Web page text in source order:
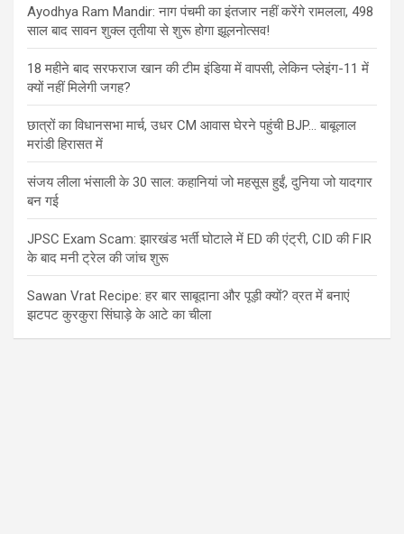
Ayodhya Ram Mandir: नाग पंचमी का इंतजार नहीं करेंगे रामलला, 498
साल बाद सावन शुक्ल तृतीया से शुरू होगा झूलनोत्सव!
18 महीने बाद सरफराज खान की टीम इंडिया में वापसी, लेकिन प्लेइंग-11 में
क्यों नहीं मिलेगी जगह?
छात्रों का विधानसभा मार्च, उधर CM आवास घेरने पहुंची BJP… बाबूलाल
मरांडी हिरासत में
संजय लीला भंसाली के 30 साल: कहानियां जो महसूस हुईं, दुनिया जो यादगार
बन गई
JPSC Exam Scam: झारखंड भर्ती घोटाले में ED की एंट्री, CID की FIR
के बाद मनी ट्रेल की जांच शुरू
Sawan Vrat Recipe: हर बार साबूदाना और पूड़ी क्यों? व्रत में बनाएं
झटपट कुरकुरा सिंघाड़े के आटे का चीला